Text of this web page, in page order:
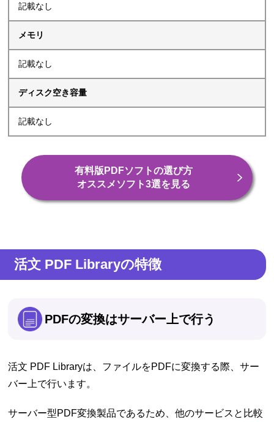
記載なし
メモリ
記載なし
ディスク空き容量
記載なし
有料版PDFソフトの選び方
オススメソフト3選を見る
活文 PDF Libraryの特徴
PDFの変換はサーバー上で行う
活文 PDF Libraryは、ファイルをPDFに変換する際、サー
バー上で行います。
サーバー型PDF変換製品であるため、他のサービスと比較